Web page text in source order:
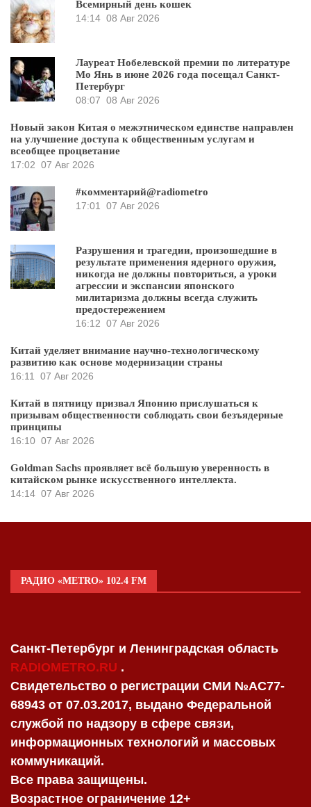
Всемирный день кошек
14:14 08 Авг 2026
Лауреат Нобелевской премии по литературе
Мо Янь в июне 2026 года посещал Санкт-
Петербург
08:07 08 Авг 2026
Новый закон Китая о межэтническом единстве направлен
на улучшение доступа к общественным услугам и
всеобщее процветание
17:02 07 Авг 2026
#комментарий@radiometro
17:01 07 Авг 2026
Разрушения и трагедии, произошедшие в
результате применения ядерного оружия,
никогда не должны повториться, а уроки
агрессии и экспансии японского
милитаризма должны всегда служить
предостережением
16:12 07 Авг 2026
Китай уделяет внимание научно-технологическому
развитию как основе модернизации страны
16:11 07 Авг 2026
Китай в пятницу призвал Японию прислушаться к
призывам общественности соблюдать свои безъядерные
принципы
16:10 07 Авг 2026
Goldman Sachs проявляет всё большую уверенность в
китайском рынке искусственного интеллекта.
14:14 07 Авг 2026
РАДИО «METRO» 102.4 FM
Санкт-Петербург и Ленинградская область
RADIOMETRO.RU .
Свидетельство о регистрации СМИ №AC77-
68943 от 07.03.2017, выдано Федеральной
службой по надзору в сфере связи,
информационных технологий и массовых
коммуникаций.
Все права защищены.
Возрастное ограничение 12+